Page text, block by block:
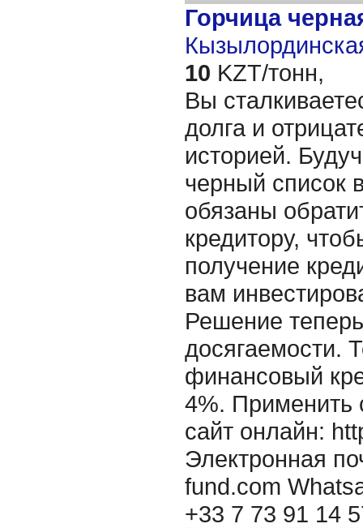
Горчица
10 KZT/тонн,
Вы
долга и
историей.
черный список
обязаны
кредитору,
получение
вам
Решение
досягаемости.
финансовый
4%. Применить
сайт онлайн:
Электронная
fund.com
+33 7 73 91 14